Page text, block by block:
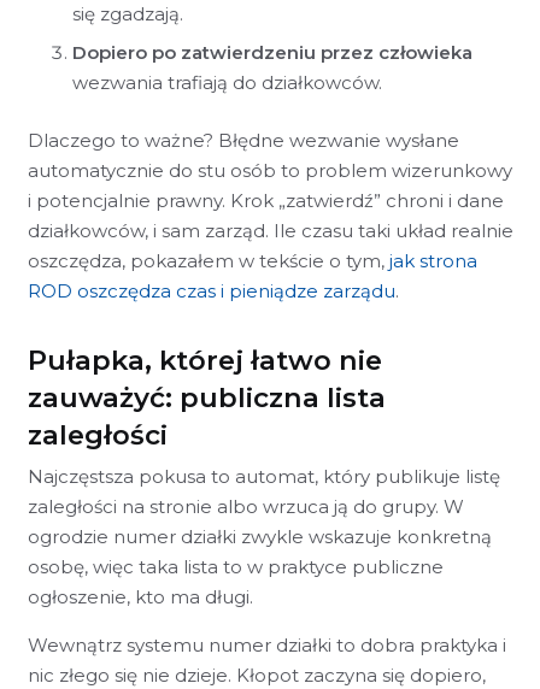
się zgadzają.
Dopiero po zatwierdzeniu przez człowieka
wezwania trafiają do działkowców.
Dlaczego to ważne? Błędne wezwanie wysłane
automatycznie do stu osób to problem wizerunkowy
i potencjalnie prawny. Krok „zatwierdź” chroni i dane
działkowców, i sam zarząd. Ile czasu taki układ realnie
oszczędza, pokazałem w tekście o tym, jak strona
ROD oszczędza czas i pieniądze zarządu.
Pułapka, której łatwo nie
zauważyć: publiczna lista
zaległości
Najczęstsza pokusa to automat, który publikuje listę
zaległości na stronie albo wrzuca ją do grupy. W
ogrodzie numer działki zwykle wskazuje konkretną
osobę, więc taka lista to w praktyce publiczne
ogłoszenie, kto ma długi.
Wewnątrz systemu numer działki to dobra praktyka i
nic złego się nie dzieje. Kłopot zaczyna się dopiero,